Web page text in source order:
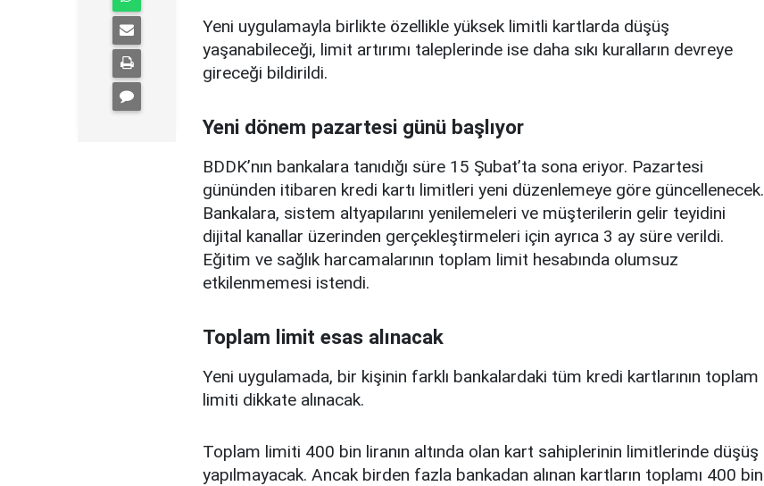
Yeni uygulamayla birlikte özellikle yüksek limitli kartlarda düşüş
yaşanabileceği, limit artırımı taleplerinde ise daha sıkı kuralların devreye
gireceği bildirildi.
Yeni dönem pazartesi günü başlıyor
BDDK’nın bankalara tanıdığı süre 15 Şubat’ta sona eriyor. Pazartesi
gününden itibaren kredi kartı limitleri yeni düzenlemeye göre güncellenecek.
Bankalara, sistem altyapılarını yenilemeleri ve müşterilerin gelir teyidini
dijital kanallar üzerinden gerçekleştirmeleri için ayrıca 3 ay süre verildi.
Eğitim ve sağlık harcamalarının toplam limit hesabında olumsuz
etkilenmemesi istendi.
Toplam limit esas alınacak
Yeni uygulamada, bir kişinin farklı bankalardaki tüm kredi kartlarının toplam
limiti dikkate alınacak.
Toplam limiti 400 bin liranın altında olan kart sahiplerinin limitlerinde düşüş
yapılmayacak. Ancak birden fazla bankadan alınan kartların toplamı 400 bin